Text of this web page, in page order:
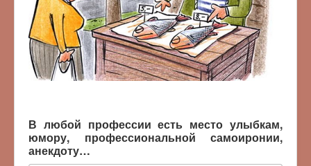
В любой профессии есть место улыбкам,
юмору, профессиональной самоиронии,
анекдоту…